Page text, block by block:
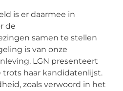
is er daarmee in
de
samen te stellen
is van onze
LGN presenteert
haar kandidatenlijst.
zoals verwoord in het